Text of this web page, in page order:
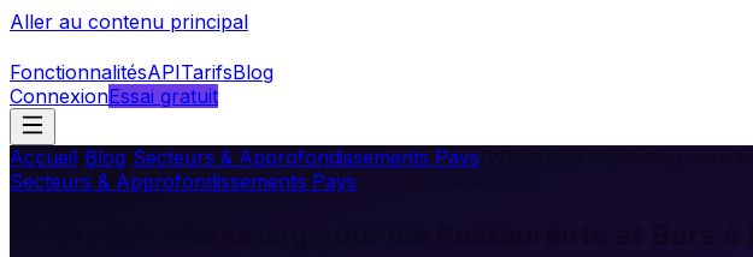
Aller au contenu principal
FonctionnalitésAPITarifsBlog
ConnexionEssai gratuit
Accueil Blog Secteurs & Approfondissements Pays
Secteurs & Approfondissements Pays